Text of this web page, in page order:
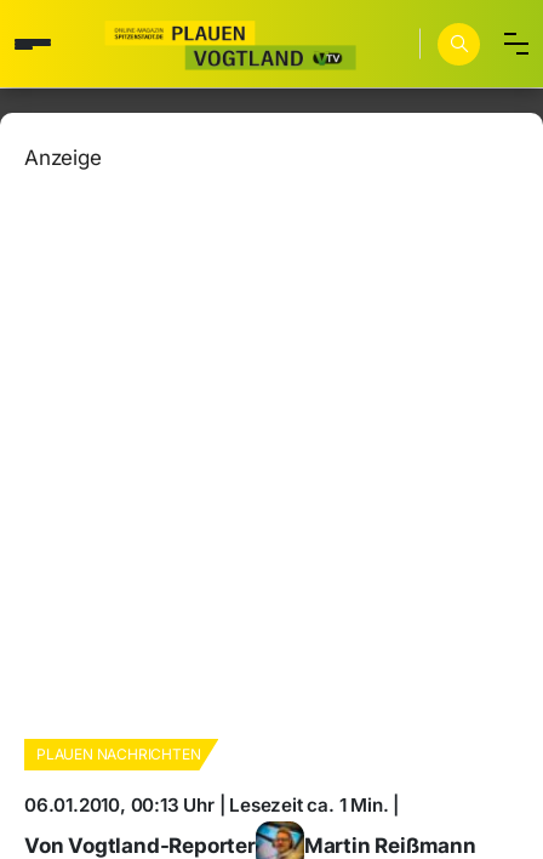
Anzeige
PLAUEN NACHRICHTEN
06.01.2010, 00:13 Uhr | Lesezeit ca. 1 Min. |
Von Vogtland-Reporter Martin Reißmann